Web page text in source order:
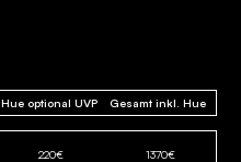
Hue optional UVP Gesamt inkl. Hue
220€ 1370€